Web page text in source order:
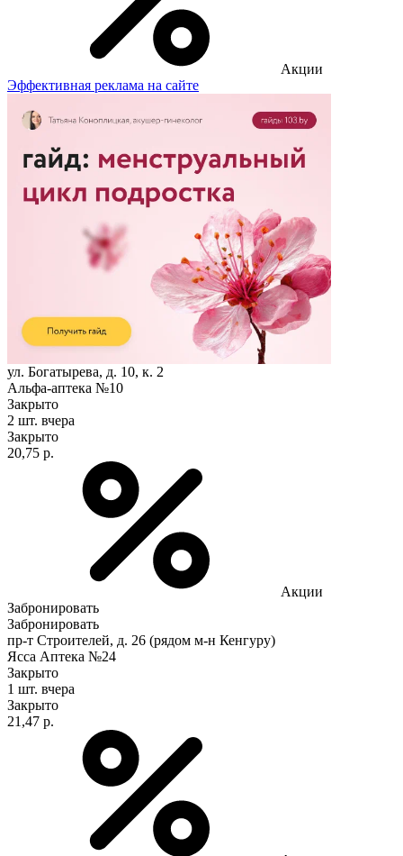
Акции
Эффективная реклама на сайте
ул. Богатырева, д. 10, к. 2
Альфа-аптека №10
Закрыто
2 шт. вчера
Закрыто
20,75 р.
Акции
Забронировать
Забронировать
пр-т Строителей, д. 26 (рядом м-н Кенгуру)
Ясса Аптека №24
Закрыто
1 шт. вчера
Закрыто
21,47 р.